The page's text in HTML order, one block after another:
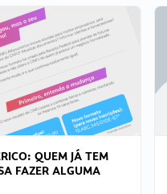
QUEM JÁ TEM
FAZER ALGUMA